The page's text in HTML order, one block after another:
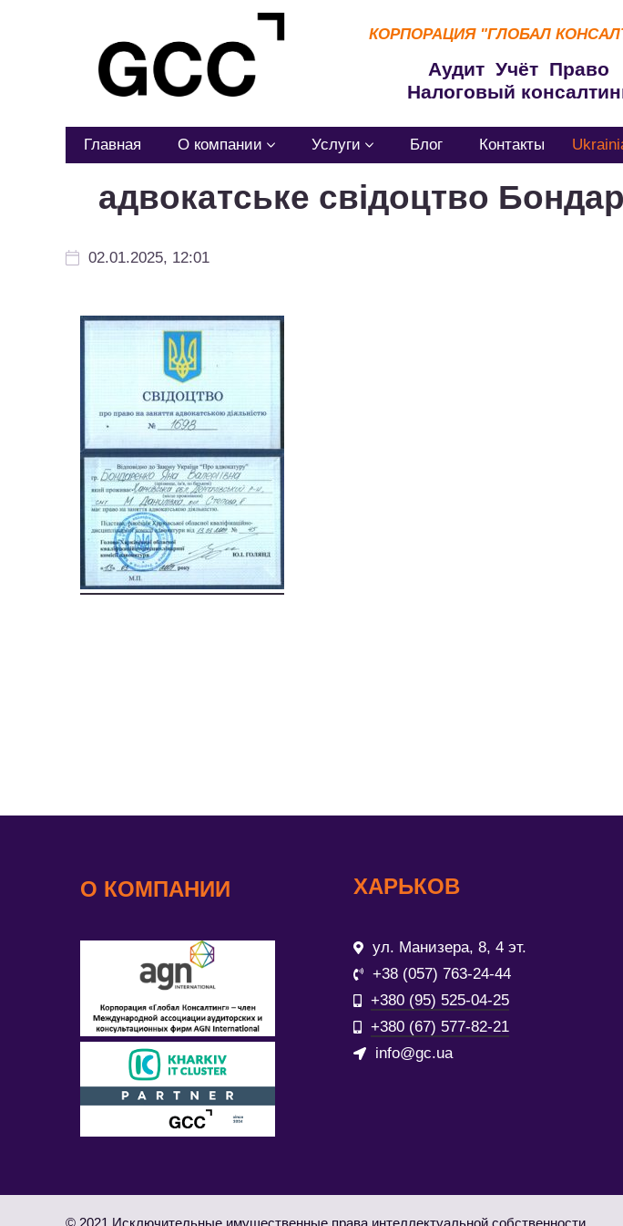
КОРПОРАЦИЯ "ГЛОБАЛ
Аудит Учёт Право
Налоговый
Главная О компании Услуги Блог Контакты
адвокатське свідоцтво
02.01.2025, 12:01
О КОМПАНИИ ХАРЬКОВ
ул. Манизера, 8, 4 эт.
+38 (057) 763-24-44
+380 (95) 525-04-25
+380 (67) 577-82-21
info@gc.ua